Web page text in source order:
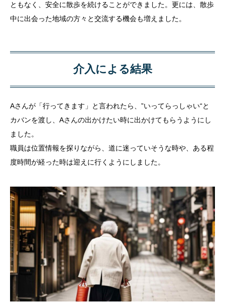
ともなく、安全に散歩を続けることができました。更には、散歩
中に出会った地域の方々と交流する機会も増えました。
介入による結果
Aさんが「行ってきます」と言われたら、”いってらっしゃい“と
カバンを渡し、Aさんの出かけたい時に出かけてもらうようにし
ました。
職員は位置情報を探りながら、道に迷っていそうな時や、ある程
度時間が経った時は迎えに行くようにしました。